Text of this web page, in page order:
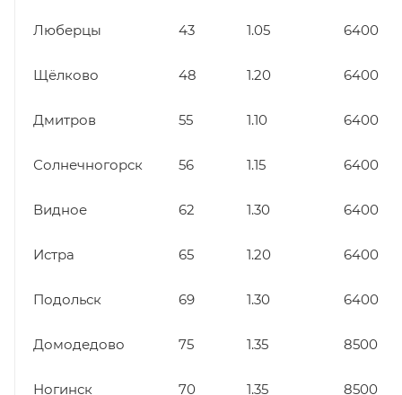
Люберцы 43 1.05 6400
Щёлково 48 1.20 6400
Дмитров 55 1.10 6400
Солнечногорск 56 1.15 6400
Видное 62 1.30 6400
Истра 65 1.20 6400
Подольск 69 1.30 6400
Домодедово 75 1.35 8500
Ногинск 70 1.35 8500